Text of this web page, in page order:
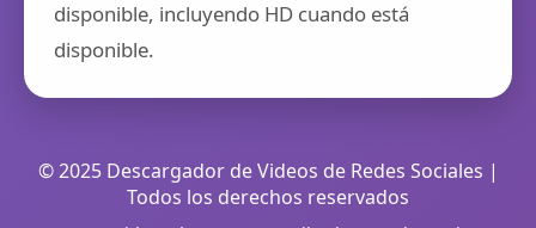
disponible, incluyendo HD cuando está
disponible.
© 2025 Descargador de Videos de Redes Sociales |
Todos los derechos reservados